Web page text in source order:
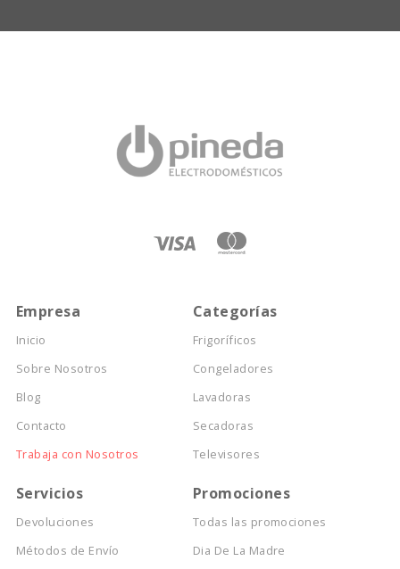
Empresa
Inicio
Sobre Nosotros
Blog
Contacto
Trabaja con Nosotros
Categorías
Frigoríficos
Congeladores
Lavadoras
Secadoras
Televisores
Servicios
Devoluciones
Métodos de Envío
Promociones
Todas las promociones
Dia De La Madre